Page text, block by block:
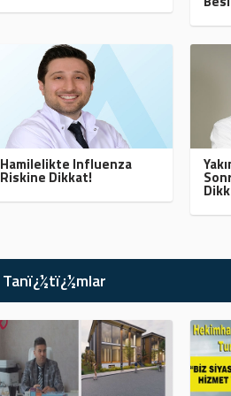
Hamilelikte Influenza
Riskine Dikkat!
Tanï¿½tï¿½mlar